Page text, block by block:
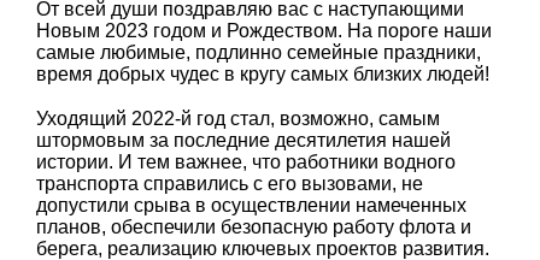
От всей души поздравляю вас с наступающими
Новым 2023 годом и Рождеством. На пороге наши
самые любимые, подлинно семейные праздники,
время добрых чудес в кругу самых близких людей!
Уходящий 2022-й год стал, возможно, самым
штормовым за последние десятилетия нашей
истории. И тем важнее, что работники водного
транспорта справились с его вызовами, не
допустили срыва в осуществлении намеченных
планов, обеспечили безопасную работу флота и
берега, реализацию ключевых проектов развития.